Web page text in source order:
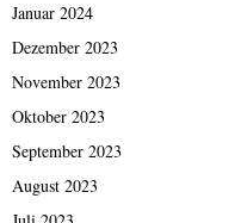
Januar 2024
Dezember 2023
November 2023
Oktober 2023
September 2023
August 2023